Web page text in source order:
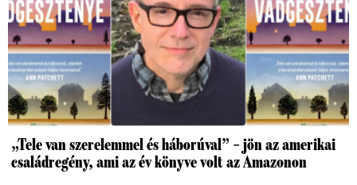
„Tele van szerelemmel és háborúval” – jön az amerikai
családregény, ami az év könyve volt az Amazonon